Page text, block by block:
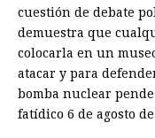
cuestión de debate
demuestra que
colocarla en un
atacar y para
bomba nuclear
fatídico 6 de agosto